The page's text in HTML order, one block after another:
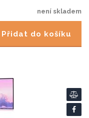
není skladem
Přidat do košíku